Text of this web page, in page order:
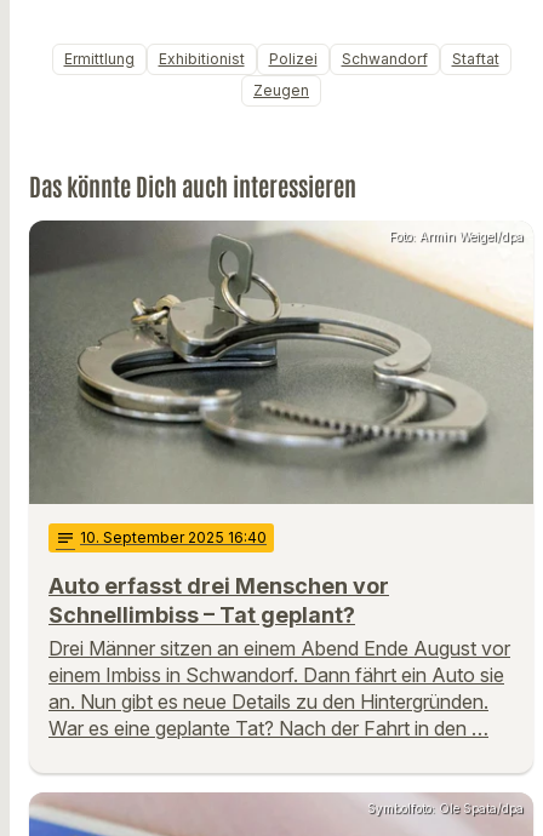
Ermittlung Exhibitionist Polizei Schwandorf
Staftat
Zeugen
Das könnte Dich auch interessieren
Foto: Armin Weigel/dpa
notes 10. September 2025 16:40
Auto erfasst drei Menschen vor
Schnellimbiss – Tat geplant?
Drei Männer sitzen an einem Abend Ende August vor
einem Imbiss in Schwandorf. Dann fährt ein Auto sie
an. Nun gibt es neue Details zu den Hintergründen.
War es eine geplante Tat? Nach der Fahrt in den …
Symbolfoto: Ole Spata/dpa